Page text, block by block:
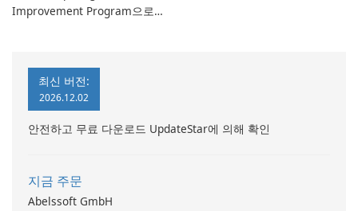
Improvement Program으로
최신 버전:
2026.12.02
안전하고 무료 다운로드 UpdateStar에 의해 확인
지금 주문
Abelssoft GmbH